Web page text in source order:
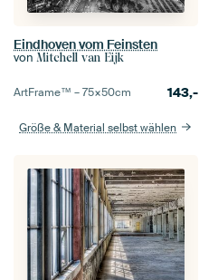
Eindhoven vom Feinsten
von Mitchell van Eijk
ArtFrame™ –75×50cm 143,-
Größe & Material selbst wählen